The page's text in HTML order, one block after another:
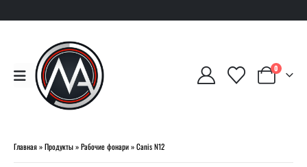
0
Главная»Продукты»Рабочие фонари»Canis N12